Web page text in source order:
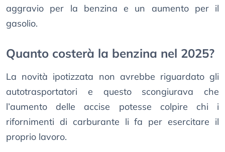
aggravio per la benzina e un aumento per il
gasolio.
Quanto costerà la benzina nel 2025?
La novità ipotizzata non avrebbe riguardato gli
autotrasportatori e questo scongiurava che
l’aumento delle accise potesse colpire chi i
rifornimenti di carburante li fa per esercitare il
proprio lavoro.